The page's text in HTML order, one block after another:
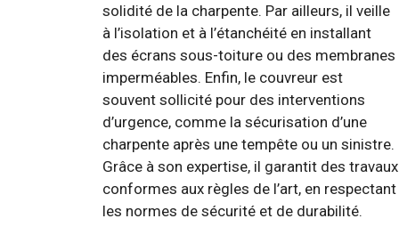
solidité de la charpente. Par ailleurs, il veille
à l’isolation et à l’étanchéité en installant
des écrans sous-toiture ou des membranes
imperméables. Enfin, le couvreur est
souvent sollicité pour des interventions
d’urgence, comme la sécurisation d’une
charpente après une tempête ou un sinistre.
Grâce à son expertise, il garantit des travaux
conformes aux règles de l’art, en respectant
les normes de sécurité et de durabilité.